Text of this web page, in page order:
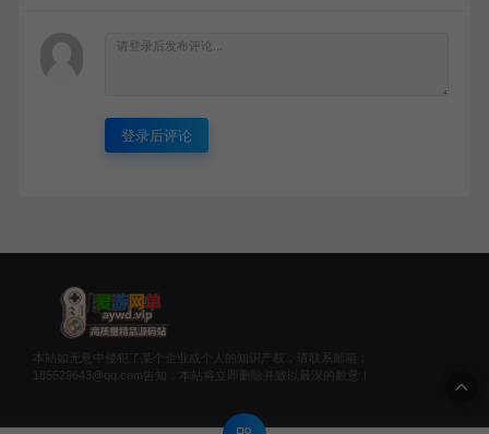
登录后评论
本站如无意中侵犯了某个企业或个人的知识产权，请联系邮箱：
185529643@qq.com告知，本站将立即删除并致以最深的歉意！